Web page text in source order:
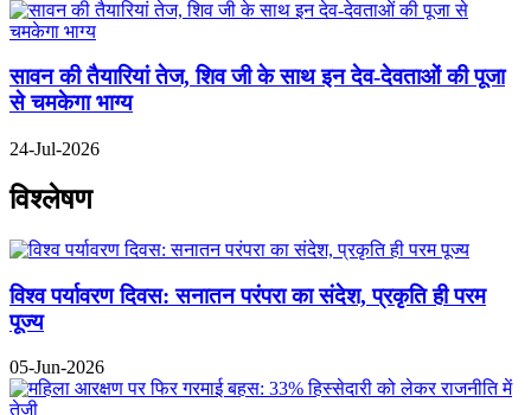
सावन की तैयारियां तेज, शिव जी के साथ इन देव-देवताओं की पूजा
से चमकेगा भाग्य
24-Jul-2026
विश्लेषण
विश्व पर्यावरण दिवस: सनातन परंपरा का संदेश, प्रकृति ही परम
पूज्य
05-Jun-2026